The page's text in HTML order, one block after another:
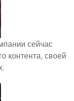
сейчас
контента, своей